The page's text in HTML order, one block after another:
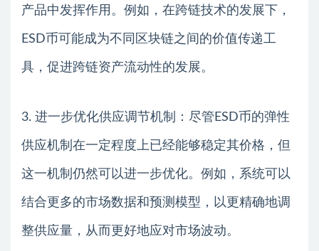
产品中发挥作用。例如，在跨链技术的发展下，
ESD币可能成为不同区块链之间的价值传递工
具，促进跨链资产流动性的发展。
3. 进一步优化供应调节机制：尽管ESD币的弹性
供应机制在一定程度上已经能够稳定其价格，但
这一机制仍然可以进一步优化。例如，系统可以
结合更多的市场数据和预测模型，以更精确地调
整供应量，从而更好地应对市场波动。